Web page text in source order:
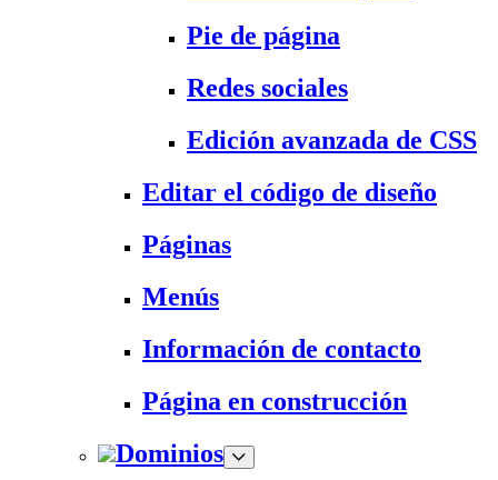
Pie de página
Redes sociales
Edición avanzada de CSS
Editar el código de diseño
Páginas
Menús
Información de contacto
Página en construcción
Dominios